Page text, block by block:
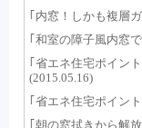
｢内窓！しかも複層
｢和室の障子風内窓
｢省エネ住宅ポイン
(2015.05.16)
｢省エネ住宅ポイン
｢朝の窓拭きから解